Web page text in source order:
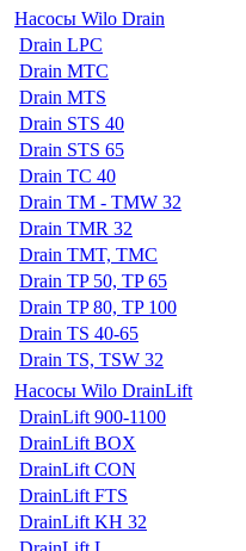
Насосы Wilo Drain
Drain LPC
Drain MTC
Drain MTS
Drain STS 40
Drain STS 65
Drain TC 40
Drain TM - TMW 32
Drain TMR 32
Drain TMT, TMC
Drain TP 50, TP 65
Drain TP 80, TP 100
Drain TS 40-65
Drain TS, TSW 32
Насосы Wilo DrainLift
DrainLift 900-1100
DrainLift BOX
DrainLift CON
DrainLift FTS
DrainLift KH 32